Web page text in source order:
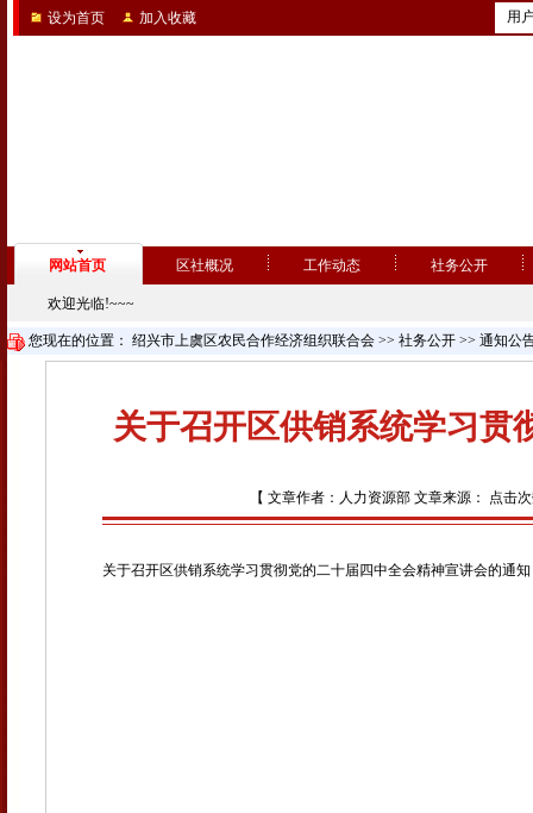
设为首页 加入收藏 用
网站首页 区社概况 工作动态 社务公开
欢迎光临!~~~
您现在的位置： 绍兴市上虞区农民合作经济组织联合会 >> 社务公开 >> 通知公
关于召开区供销系统学习贯
【 文章作者：人力资源部 文章来源： 点
关于召开区供销系统学习贯彻党的二十届四中全会精神宣讲会的通知